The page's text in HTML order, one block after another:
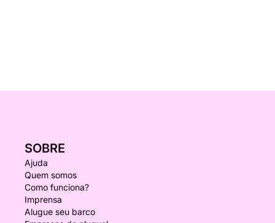
SOBRE
Ajuda
Quem somos
Como funciona?
Imprensa
Alugue seu barco